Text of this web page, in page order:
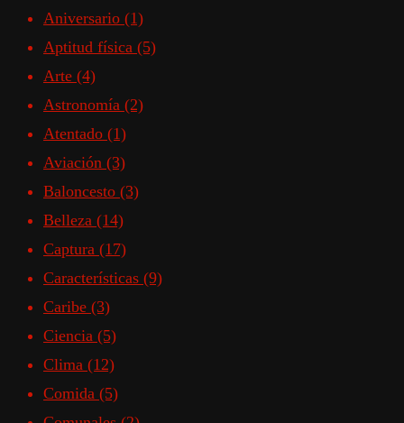
Aniversario (1)
Aptitud física (5)
Arte (4)
Astronomía (2)
Atentado (1)
Aviación (3)
Baloncesto (3)
Belleza (14)
Captura (17)
Características (9)
Caribe (3)
Ciencia (5)
Clima (12)
Comida (5)